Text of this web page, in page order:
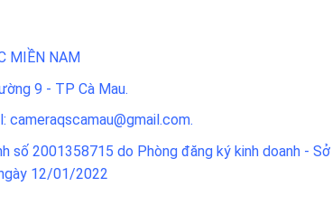
MIỀN NAM
9 - TP Cà Mau.
cameraqscamau@gmail.com.
số 2001358715 do Phòng đăng ký kinh doanh -
12/01/2022